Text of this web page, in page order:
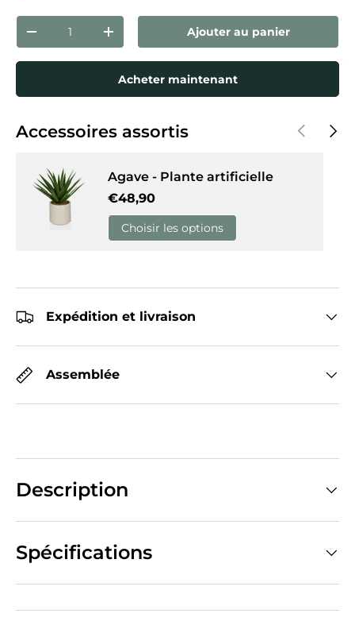
Qté
Diminuer la quantitéAugmenter la quantité
Ajouter au panier
Acheter maintenant
Accessoires assortis Précédent
Agave - Plante artificielle
Prix habituel
€48,90
Choisir les options
Expédition et livraison
Assemblée
Description
Spécifications